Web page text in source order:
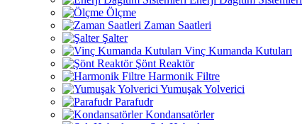
Ölçme
Zaman Saatleri
Şalter
Vinç Kumanda Kutuları
Şönt Reaktör
Harmonik Filtre
Yumuşak Yolverici
Parafudr
Kondansatörler